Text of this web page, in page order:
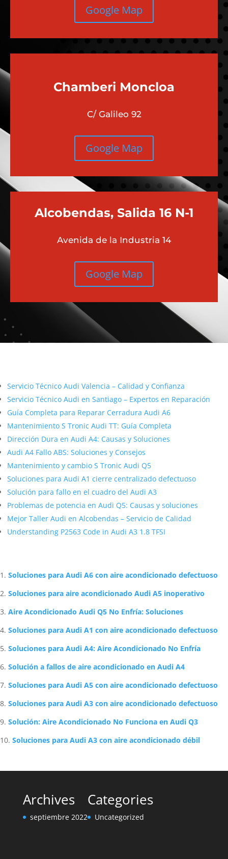
Google Map
Chamberi Moncloa
C/ Galileo 92
Google Map
Alcobendas, Salida 16 N-1
Avenida de la Industria 14
Google Map
Servicio Técnico Audi Valencia – Calidad y Confianza
Servicio Técnico Audi en Santiago – Expertos en Reparación
Guía Completa para Reparar Cerradura Audi A6
Mantenimiento S Tronic Audi TT: Guía Completa
Dirección Dura en Audi A4: Causas y Soluciones
Audi A4 Fallo ABS: Soluciones y Consejos
Mantenimiento y cambio S Tronic Audi Q5
Soluciones para Audi A1 cierre centralizado defectuoso
Solución para fallo en el cuadro del Audi A3
Problemas de potencia en Audi Q5: Causas y soluciones
Mejor Taller Audi en Alcobendas – Servicio de Calidad
Understanding P2563 Code in Audi A3 1.8 TFSI
Soluciones para Audi A6 con aire acondicionado defectuoso
Soluciones para aire acondicionado Audi A5 inoperativo
Aire Acondicionado Audi Q5 No Enfría: Soluciones
Soluciones para Audi A1 con aire acondicionado defectuoso
Soluciones para Audi A4: Aire Acondicionado No Enfría
Solución a fallos de aire acondicionado en Audi A4
Soluciones para Audi A5 con aire acondicionado defectuoso
Soluciones para Audi A3 con aire acondicionado defectuoso
Solución: Aire Acondicionado No Funciona en Audi Q3
Soluciones para Audi A3 con aire acondicionado débil
Archives
septiembre 2022
Categories
Uncategorized